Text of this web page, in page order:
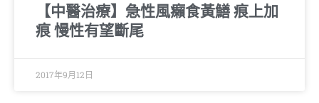
【中醫治療】急性風癩食黃鱔 痕上加
痕 慢性有望斷尾
2017年9月12日